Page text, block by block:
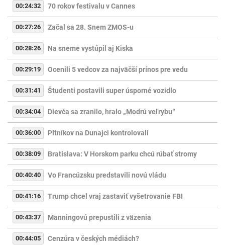
00:24:32 70 rokov festivalu v Cannes
00:27:26 Začal sa 28. Snem ZMOS-u
00:28:26 Na sneme vystúpil aj Kiska
00:29:19 Ocenili 5 vedcov za najväčší prínos pre vedu
00:31:41 Študenti postavili super úsporné vozidlo
00:34:04 Dievča sa zranilo, hralo „Modrú veľrybu“
00:36:00 Pltníkov na Dunajci kontrolovali
00:38:09 Bratislava: V Horskom parku chcú rúbať stromy
00:40:40 Vo Francúzsku predstavili novú vládu
00:41:16 Trump chcel vraj zastaviť vyšetrovanie FBI
00:43:37 Manningovú prepustili z väzenia
00:44:05 Cenzúra v českých médiách?